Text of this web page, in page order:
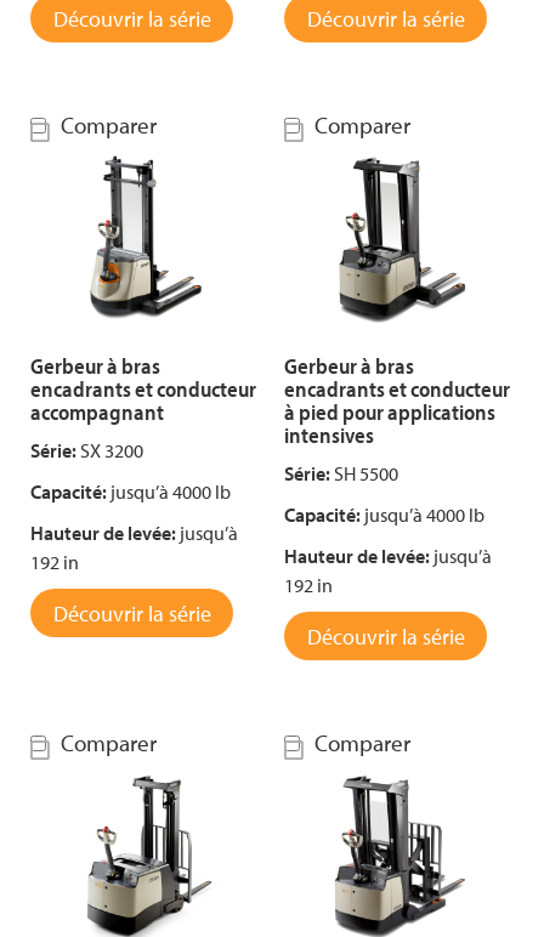
Découvrir la série Découvrir la série
Comparer
Gerbeur à bras
encadrants et conducteur
accompagnant
Série:SX 3200
Capacité: jusqu’à 4000 lb
Hauteur de levée: jusqu’à
192 in
Découvrir la série
Comparer
Gerbeur à bras
encadrants et conducteur
à pied pour applications
intensives
Série:SH 5500
Capacité: jusqu’à 4000 lb
Hauteur de levée: jusqu’à
192 in
Découvrir la série
Comparer Comparer